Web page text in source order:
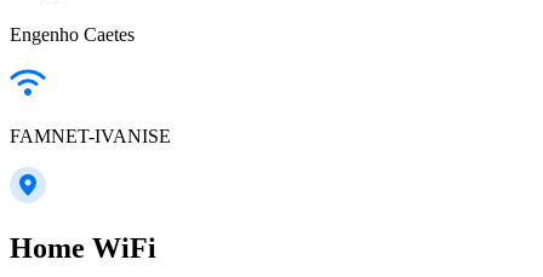
Engenho Caetes
FAMNET-IVANISE
Home WiFi